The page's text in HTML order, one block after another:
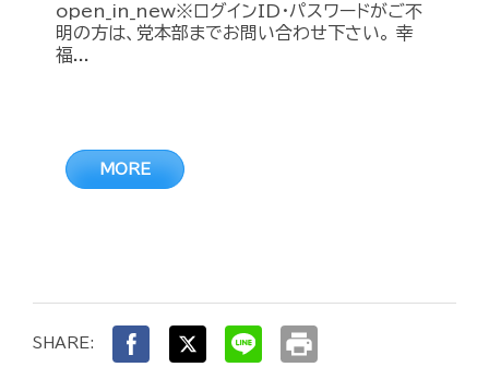
open_in_new※ログインID・パスワードがご不
明の方は、党本部までお問い合わせ下さい。 幸
福...
MORE
SHARE: print